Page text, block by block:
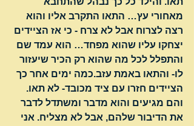
מאחורי עץ… התאו התקרב אליו והוא
רצה לצרוח אבל לא צרח - כי אז הציידים
יצחקו עליו שהוא מפחד… הוא עמד שם
והתפלל לכל מה שהוא רק הכיר שיעזור
לו- והתאו באמת עזב.כמה ימים אחר כך
הציידים חזרו עם ציד מכובד- לא תאו.
והם מגיעים והוא מדבר ומשתדל לדבר
את הדיבור שלהם, אבל לא מצליח. אני